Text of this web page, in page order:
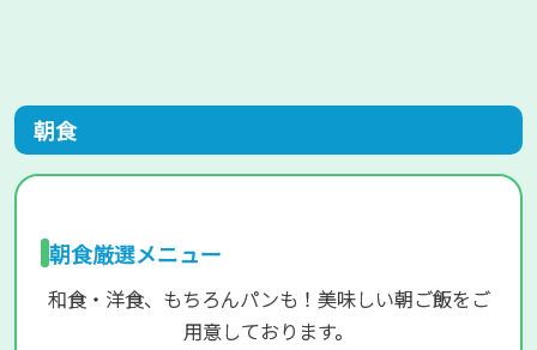
朝食
朝食厳選メニュー
和食・洋食、もちろんパンも！美味しい朝ご飯をご
用意しております。